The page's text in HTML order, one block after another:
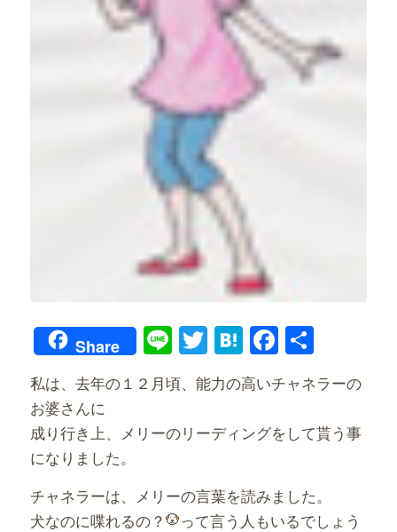
Share LineTwitter
Hatena共
有
私は、去年の１２月頃、能力の高いチャネラーの
お婆さんに
成り行き上、メリーのリーディングをして貰う事
になりました。
チャネラーは、メリーの言葉を読みました。
犬なのに喋れるの？
って言う人もいるでしょう